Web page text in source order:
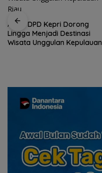
ASPPI DPD Kepri Dorong
Lingga Menjadi Destinasi
Wisata Unggulan Kepulauan